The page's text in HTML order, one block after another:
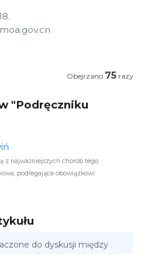
Obejrzano 75 razy
"Podręczniku
z najważniejszych chorób tego
podlegająca obowiązkowi
do dyskusji między